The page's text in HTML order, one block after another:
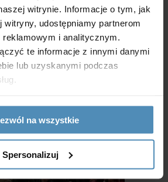
witrynie. Informacje o tym, jak
udostępniamy partnerom
i analitycznym.
te informacje z innymi danymi
lub uzyskanymi podczas
na wszystkie
Spersonalizuj